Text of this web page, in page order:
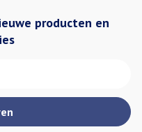
producten en